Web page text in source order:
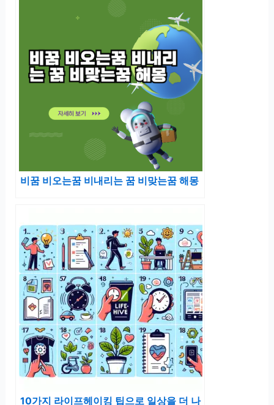
비꿈 비오는꿈 비내리는 꿈 비맞는꿈 해몽
10가지 라이프헤이킹 팁으로 일상을 더 나